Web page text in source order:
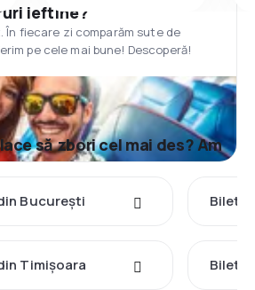
ieftine?
În fiecare zi comparăm sute de
pe cele mai bune! Descoperă!
să zbori cel mai des? Am
București Bilete
Timișoara Bilete